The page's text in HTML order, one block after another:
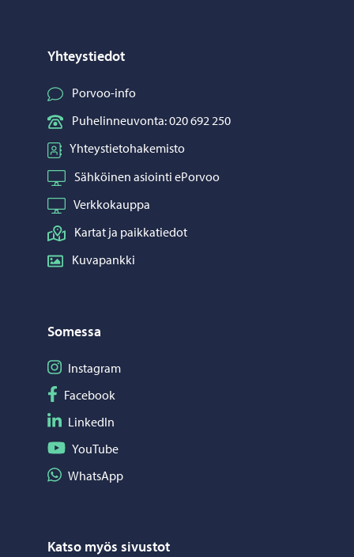
Yhteystiedot
Porvoo-info
Puhelinneuvonta: 020 692 250
Yhteystietohakemisto
Sähköinen asiointi ePorvoo
Verkkokauppa
Kartat ja paikkatiedot
Kuvapankki
Somessa
Seuraa Instagram
Instagram
Seuraa Facebook
Facebook
Seuraa LinkedIn
LinkedIn
Seuraa YouTube
YouTube
Jaa WhatsApp
WhatsApp
Katso myös sivustot